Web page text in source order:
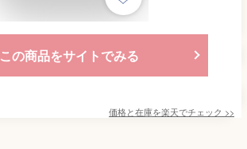
この商品をサイトでみる
価格と在庫を楽天でチェック >>